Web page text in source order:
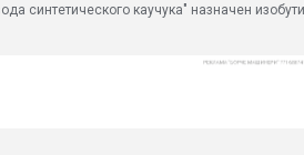
синтетического каучука" назначен